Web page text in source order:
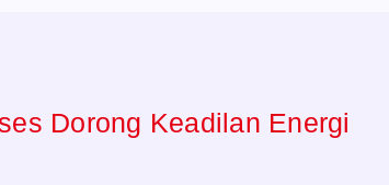
Dorong Keadilan Energi